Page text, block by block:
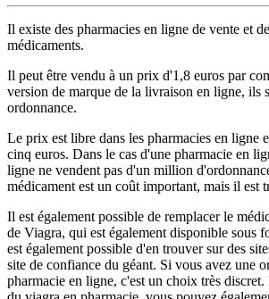
Il existe des pharmacies en ligne de vente et
médicaments.
Il peut être vendu à un prix d'1,8 euros par
version de marque de la livraison en ligne, ils
ordonnance.
Le prix est libre dans les pharmacies en ligne
cinq euros. Dans le cas d'une pharmacie en
ligne ne vendent pas d'un million
médicament est un coût important, mais il est
Il est également possible de remplacer le
de Viagra, qui est également disponible sous
est également possible d'en trouver sur des
site de confiance du géant. Si vous avez une
pharmacie en ligne, c'est un choix très